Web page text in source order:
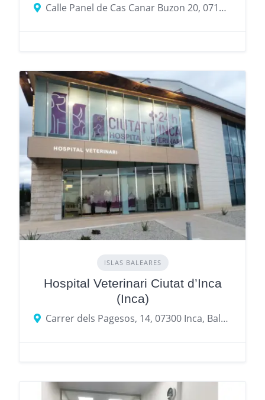
Calle Panel de Cas Canar Buzon 20, 07140, Balearic Island
ISLAS BALEARES
Hospital Veterinari Ciutat d’Inca
(Inca)
Carrer dels Pagesos, 14, 07300 Inca, Balearic Islands, Spain